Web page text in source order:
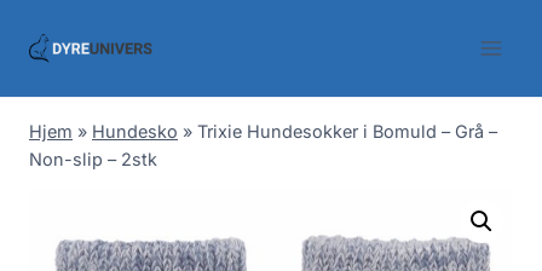
Hjem » Hundesko » Trixie Hundesokker i Bomuld – Grå –
Non-slip – 2stk